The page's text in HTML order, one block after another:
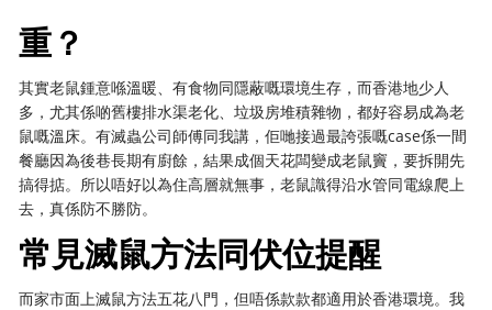
重？
其實老鼠鍾意喺溫暖、有食物同隱蔽嘅環境生存，而香港地少人
多，尤其係啲舊樓排水渠老化、垃圾房堆積雜物，都好容易成為老
鼠嘅溫床。有滅蟲公司師傅同我講，佢哋接過最誇張嘅case係一間
餐廳因為後巷長期有廚餘，結果成個天花闆變成老鼠竇，要拆開先
搞得掂。所以唔好以為住高層就無事，老鼠識得沿水管同電線爬上
去，真係防不勝防。
常見滅鼠方法同伏位提醒
而家市面上滅鼠方法五花八門，但唔係款款都適用於香港環境。我